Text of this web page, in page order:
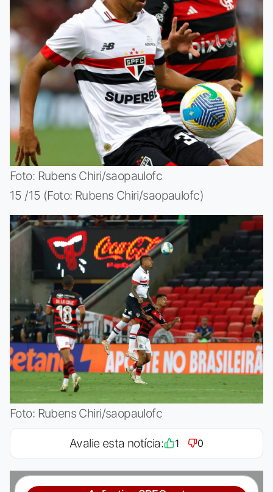
Foto: Rubens Chiri/saopaulofc
15 /15 (Foto: Rubens Chiri/saopaulofc)
Foto: Rubens Chiri/saopaulofc
Avalie esta notícia: 1 0